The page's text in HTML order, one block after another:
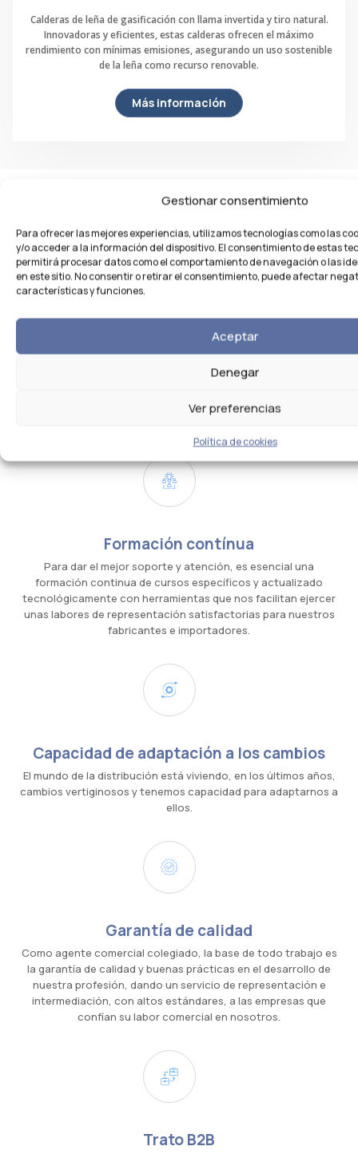
Gestionar consentimiento
Para ofrecer las mejores experiencias, utilizamos tecnologías como las
y/o acceder a la información del dispositivo. El consentimiento de estas
permitirá procesar datos como el comportamiento de navegación o las
en este sitio. No consentir o retirar el consentimiento, puede afectar
características y funciones.
Aceptar
Denegar
Ver preferencias
Política de cookies
Calderas de leña de gasificación con llama invertida y tiro natural.
Innovadoras y eficientes, estas calderas ofrecen el máximo
rendimiento con mínimas emisiones, asegurando un uso sostenible
de la leña como recurso renovable.
Más información
Nuestros servicios
Afronto los retos del futuro con
ganas y entusiasmo
Formación contínua
Para dar el mejor soporte y atención, es esencial una
formación continua de cursos específicos y actualizado
tecnológicamente con herramientas que nos facilitan ejercer
unas labores de representación satisfactorias para nuestros
fabricantes e importadores.
Capacidad de adaptación a los cambios
El mundo de la distribución está viviendo, en los últimos años,
cambios vertiginosos y tenemos capacidad para adaptarnos a
ellos.
Garantía de calidad
Como agente comercial colegiado, la base de todo trabajo es
la garantía de calidad y buenas prácticas en el desarrollo de
nuestra profesión, dando un servicio de representación e
intermediación, con altos estándares, a las empresas que
confían su labor comercial en nosotros.
Trato B2B